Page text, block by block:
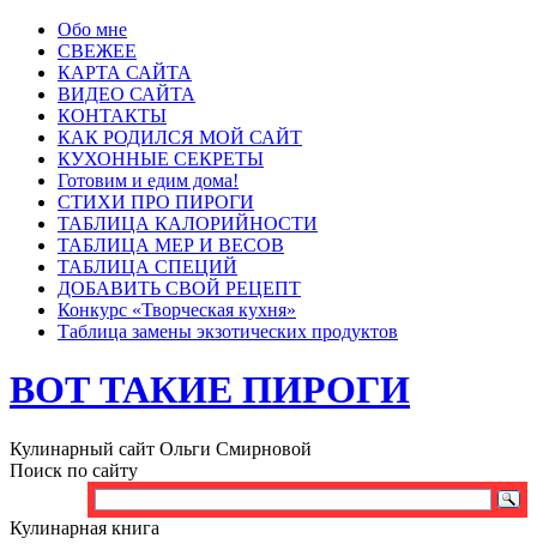
Обо мне
СВЕЖЕЕ
КАРТА САЙТА
ВИДЕО САЙТА
КОНТАКТЫ
КАК РОДИЛСЯ МОЙ САЙТ
КУХОННЫЕ СЕКРЕТЫ
Готовим и едим дома!
СТИХИ ПРО ПИРОГИ
ТАБЛИЦА КАЛОРИЙНОСТИ
ТАБЛИЦА МЕР И ВЕСОВ
ТАБЛИЦА СПЕЦИЙ
ДОБАВИТЬ СВОЙ РЕЦЕПТ
Конкурс «Творческая кухня»
Таблица замены экзотических продуктов
ВОТ ТАКИЕ ПИРОГИ
Кулинарный сайт Ольги Смирновой
Поиск по сайту
Кулинарная книга